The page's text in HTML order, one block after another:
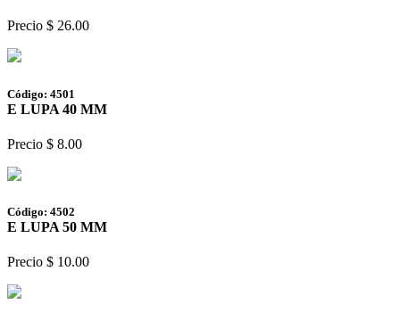
Precio $ 26.00
Código: 4501
E LUPA 40 MM
Precio $ 8.00
Código: 4502
E LUPA 50 MM
Precio $ 10.00